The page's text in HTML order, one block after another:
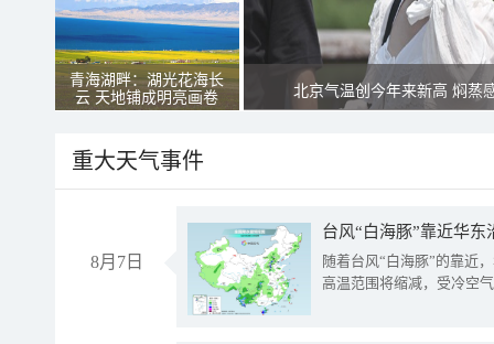
青海湖畔：湖光花海长
云 天地铺成明亮画卷
北京气温创今年来新高 焖蒸
重大天气事件
8月7日
台风“白海豚”靠近华
随着台风“白海豚”的靠近
高温范围将缩减，受冷空